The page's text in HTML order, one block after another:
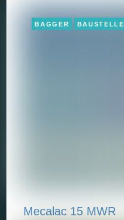
BAGGER BAUSTELLE
Mecalac 15 MWR